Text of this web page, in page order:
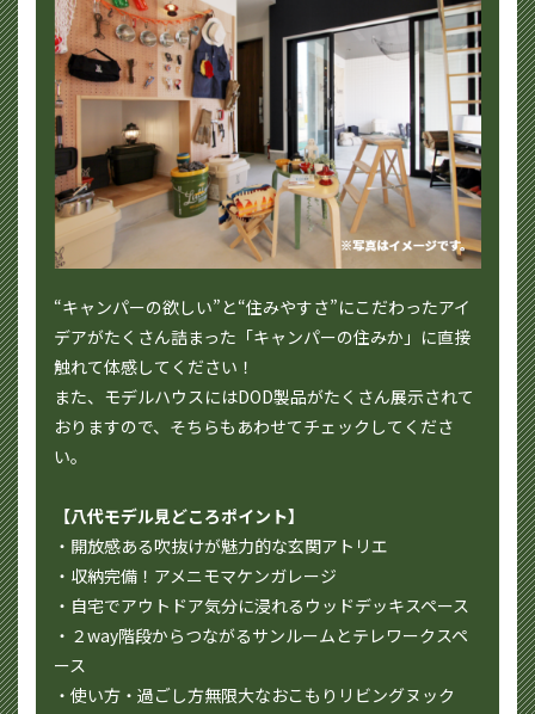
“キャンパーの欲しい”と“住みやすさ”にこだわったアイ
デアがたくさん詰まった「キャンパーの住みか」に直接
触れて体感してください！
また、モデルハウスにはDOD製品がたくさん展示されて
おりますので、そちらもあわせてチェックしてくださ
い。
【八代モデル見どころポイント】
・開放感ある吹抜けが魅力的な玄関アトリエ
・収納完備！アメニモマケンガレージ
・自宅でアウトドア気分に浸れるウッドデッキスペース
・２way階段からつながるサンルームとテレワークスペ
ース
・使い方・過ごし方無限大なおこもりリビングヌック